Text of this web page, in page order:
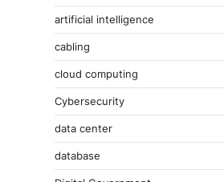
artificial intelligence
cabling
cloud computing
Cybersecurity
data center
database